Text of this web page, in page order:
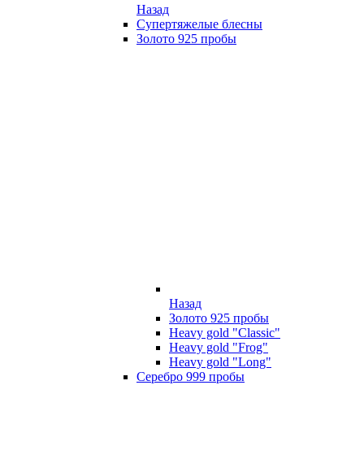
Назад
Супертяжелые блесны
Золото 925 пробы
Назад
Золото 925 пробы
Heavy gold "Classic"
Heavy gold "Frog"
Heavy gold "Long"
Серебро 999 пробы